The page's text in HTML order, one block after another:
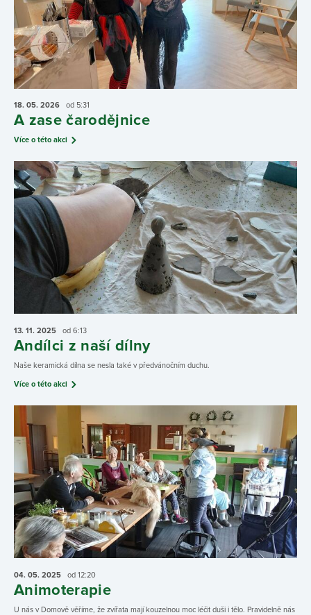
18. 05. 2026 od 5:31
A zase čarodějnice
Více o této akci
13. 11. 2025 od 6:13
Andílci z naší dílny
Naše keramická dílna se nesla také v předvánočním duchu.
Více o této akci
04. 05. 2025 od 12:20
Animoterapie
U nás v Domově věříme, že zvířata mají kouzelnou moc léčit duši i tělo. Pravidelně nás